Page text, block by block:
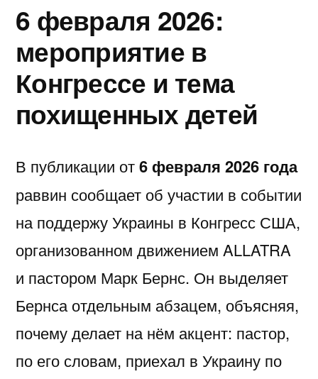
6 февраля 2026:
мероприятие в
Конгрессе и тема
похищенных детей
В публикации от6 февраля 2026 года
раввин сообщает об участии в событии
на поддержу Украины в Конгресс США,
организованном движением ALLATRA
и пастором Марк Бернс. Он выделяет
Бернса отдельным абзацем, объясняя,
почему делает на нём акцент: пастор,
по его словам, приехал в Украину по